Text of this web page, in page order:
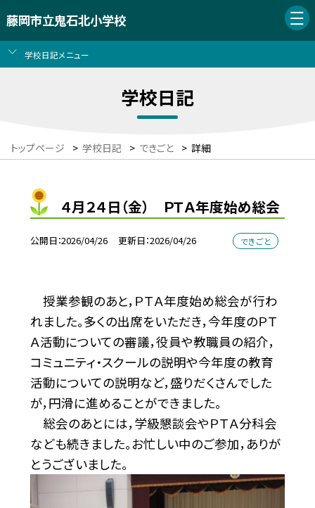
藤岡市立鬼石北小学校
学校日記メニュー
学校日記
トップページ > 学校日記 > できごと > 詳細
４月２４日（金） ＰＴＡ年度始め総会
公開日 2026/04/26 更新日 2026/04/26 できごと
授業参観のあと，ＰＴＡ年度始め総会が行わ
れました。多くの出席をいただき，今年度のＰＴ
Ａ活動についての審議，役員や教職員の紹介，
コミュニティ・スクールの説明や今年度の教育
活動についての説明など，盛りだくさんでした
が，円滑に進めることができました。
総会のあとには，学級懇談会やＰＴＡ分科会
なども続きました。お忙しい中のご参加，ありが
とうございました。